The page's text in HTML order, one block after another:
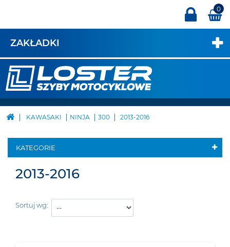
0
ZAKŁADKI
KAWASAKI NINJA 300 2013-2016
KATEGORIE
2013-2016
Sortuj wg: